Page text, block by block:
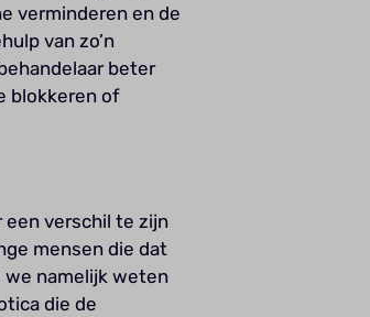
verminderen en de
van zo’n
beter
blokkeren of
een verschil te zijn
mensen die dat
we namelijk weten
die de